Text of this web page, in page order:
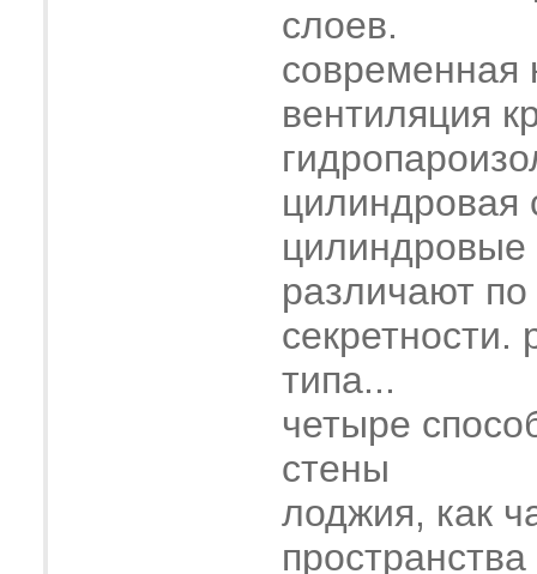
слоев.
современная
вентиляция
цилиндровая
различают по
секретности.
типа...
четыре
стены
лоджия, как
пространства